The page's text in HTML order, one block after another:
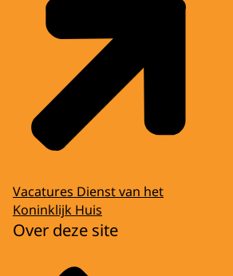
Vacatures Dienst van het
Koninklijk Huis
Over deze site